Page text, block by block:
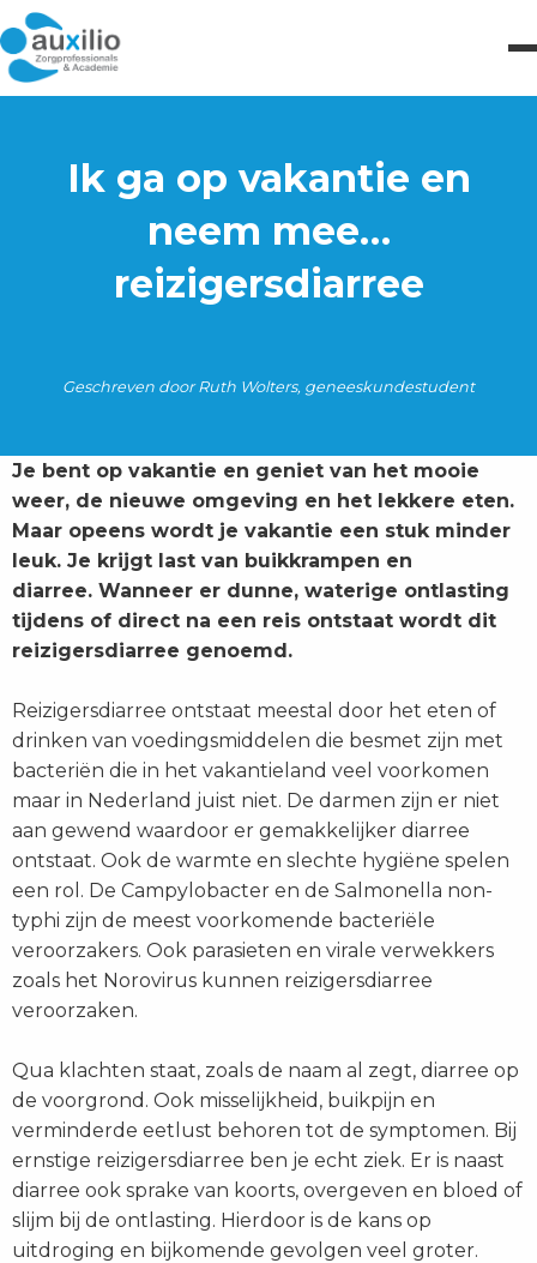
Ik ga op vakantie en
neem mee…
reizigersdiarree
Geschreven door Ruth Wolters, geneeskundestudent
Je bent op vakantie en geniet van het mooie
weer, de nieuwe omgeving en het lekkere eten.
Maar opeens wordt je vakantie een stuk minder
leuk. Je krijgt last van buikkrampen en
diarree. Wanneer er dunne, waterige ontlasting
tijdens of direct na een reis ontstaat wordt dit
reizigersdiarree genoemd.
Reizigersdiarree ontstaat meestal door het eten of
drinken van voedingsmiddelen die besmet zijn met
bacteriën die in het vakantieland veel voorkomen
maar in Nederland juist niet. De darmen zijn er niet
aan gewend waardoor er gemakkelijker diarree
ontstaat. Ook de warmte en slechte hygiëne spelen
een rol. De Campylobacter en de Salmonella non-
typhi zijn de meest voorkomende bacteriële
veroorzakers. Ook parasieten en virale verwekkers
zoals het Norovirus kunnen reizigersdiarree
veroorzaken.
Qua klachten staat, zoals de naam al zegt, diarree op
de voorgrond. Ook misselijkheid, buikpijn en
verminderde eetlust behoren tot de symptomen. Bij
ernstige reizigersdiarree ben je echt ziek. Er is naast
diarree ook sprake van koorts, overgeven en bloed of
slijm bij de ontlasting. Hierdoor is de kans op
uitdroging en bijkomende gevolgen veel groter.